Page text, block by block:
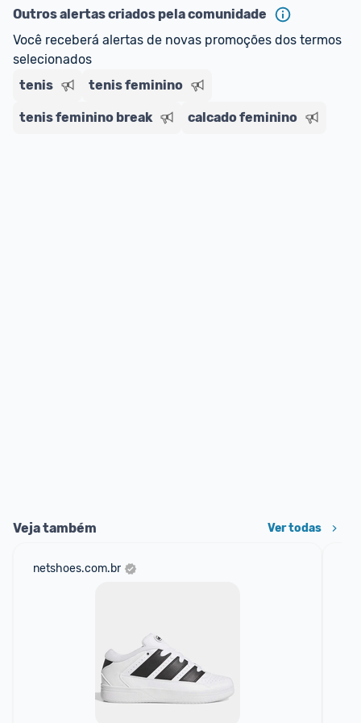
você sempre pode contar ajuda da
comunidade para tirar dúvidas ou acionar os
nossos Admins marcando
comentário ou através do Fale com o Promobit.
Outros alertas criados pela comunidade
Você receberá alertas de novas promoções dos termos
selecionados
tenis
tenis feminino
tenis feminino break calcado feminino
Veja também Ver todas
netshoes.com.br